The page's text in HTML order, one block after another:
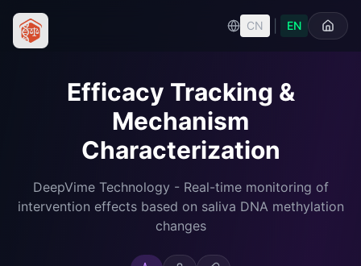
CN EN
Efficacy Tracking &
Mechanism
Characterization
DeepVime Technology - Real-time monitoring of
intervention effects based on saliva DNA methylation
changes